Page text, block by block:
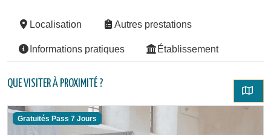
Localisation Autres prestations
Informations pratiques Établissement
QUE VISITER À PROXIMITÉ ?
Gratuités Pass 7 Jours